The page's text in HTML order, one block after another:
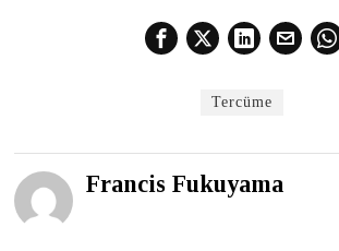
Tercüme
Francis Fukuyama